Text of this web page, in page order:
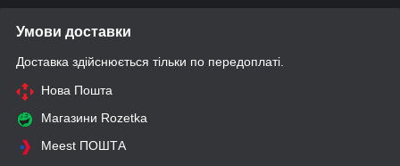
Умови доставки
Доставка здійснюється тільки по передоплаті.
Нова Пошта
Магазини Rozetka
Meest ПОШТА